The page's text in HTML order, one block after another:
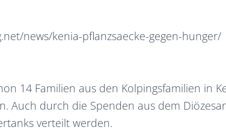
news/kenia-pflanzsaecke-gegen-hunger/
14 Familien aus den Kolpingsfamilien in
Auch durch die Spenden aus dem
verteilt werden.